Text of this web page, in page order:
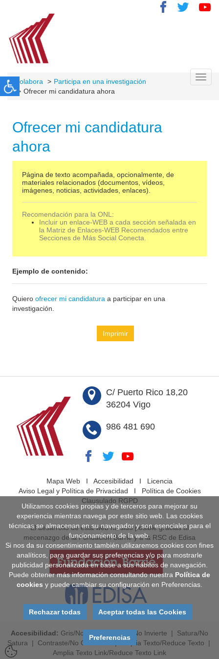
Colabora
Participa en una investigación
Ofrecer mi candidatura ahora
Ofrecer mi candidatura
ahora
Página de texto acompañada, opcionalmente, de
materiales relacionados (documentos, vídeos,
imágenes, noticias, actividades, enlaces).
Recomendación para la ONL:
Incluir un enlace-WEB a cada sección señalada en
la Matriz de Enlaces-WEB Recomendados entre
Secciones de Más Social Conecta.
Ejemplo de contenido:
Quiero ofrecer mi candidatura a participar en una
investigación.
Imprimir
C/ Puerto Rico 18,20
36204 Vigo
986 481 690
Mapa Web I Accesibilidad I Licencia
Aviso Legal y Política de Privacidad I Política de Cookies
Clausulado RGPD
El desarrollo de esta web ha sido posible gracias al
mecenazgo de la Fundación Barrié y a la RSC de Edisa
Accesibilidad: Gris/No Gris No Invierte | Satura/No
Satura | Contraste/No Contraste Amplia Texto/Reduce Texto |
Amplia Texto Link/Reduce Texto Link
Utilizamos cookies propias y de terceros para mejorar su
experiencia mientras navega por este sitio web. Las cookies
técnicas se almacenan en su navegador y son esenciales para el
funcionamiento de la web.
Si nos da su consentimiento también utilizaremos cookies con fines
analíticos, para guardar sus preferencias y/o para mostrarle
publicidad personalizada en base a sus hábitos de navegación.
Puede obtener más información consultando nuestra Política de
cookies y puede cambiar su configuración en Preferencias.
Rechazar todas Aceptar todas las Cookies
Preferencias